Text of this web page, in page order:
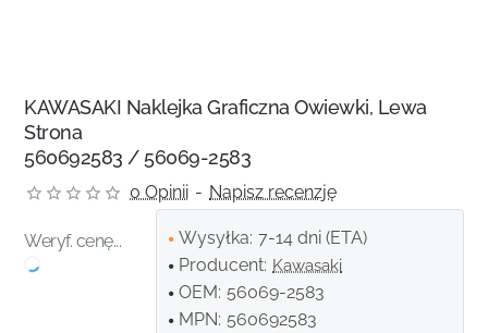
KAWASAKI Naklejka Graficzna Owiewki, Lewa
Strona
560692583 / 56069-2583
0 Opinii - Napisz recenzję
Weryf. cenę... Wysyłka: 7-14 dni (ETA)
Producent: Kawasaki
OEM: 56069-2583
MPN: 560692583